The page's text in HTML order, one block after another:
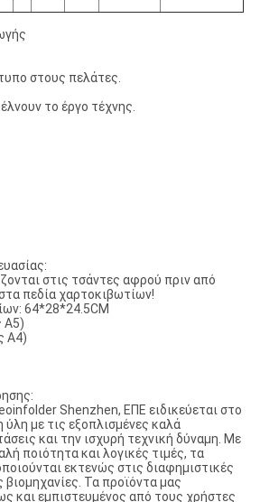
στους πελάτες.
το έργο τέχνης.
στις τσάντες αφρού πριν από
πεδία χαρτοκιβωτίων!
64*28*24.5CM
A5)
A4)
Shenzhen, ΕΠΕ ειδικεύεται στο
με τις εξοπλισμένες καλά
και την ισχυρή τεχνική δύναμη. Με
ποιότητα και λογικές τιμές, τα
εκτενώς στις διαφημιστικές
βιομηχανίες. Τα προϊόντα μας
και εμπιστευμένος από τους χρήστες